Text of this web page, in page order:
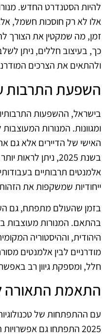
להיות הסטנדרט החדש.
אלו לא רק חוסכות חשמל,
זמן, מה שמקטין את הצורך
כך, בעיצוב חללים, ניתן
ולהתאים את הצרכים
השפעת התרבות
בישראל, ההשפעות
ומגוונות. המנורות
האישי של הדיירים אלא גם
בשנת 2025, ניתן
אלמנטים תרבותיים
ייחודיות שמשקפות את
בזמן שהעולם מתפתח, גם
בהתאם. המנורות מעוצבות
היהודית, וההיסטוריה
מודרניים לבין אלמנטים
חלל, ומספקת גיוון רב
התאמת התאורה
עם ההתפתחות של
2025 התפתחו גם